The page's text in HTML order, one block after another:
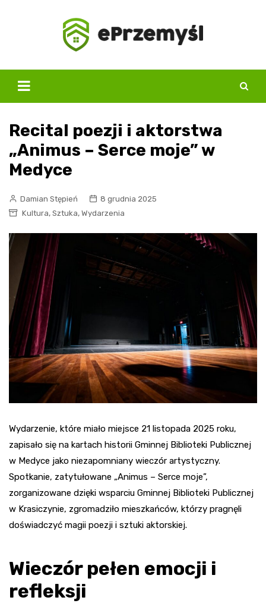
Recital poezji i aktorstwa
„Animus – Serce moje” w
Medyce
Damian Stępień
8 grudnia 2025
Kultura, Sztuka, Wydarzenia
Wydarzenie, które miało miejsce 21 listopada 2025 roku,
zapisało się na kartach historii Gminnej Biblioteki Publicznej
w Medyce jako niezapomniany wieczór artystyczny.
Spotkanie, zatytułowane „Animus – Serce moje”,
zorganizowane dzięki wsparciu Gminnej Biblioteki Publicznej
w Krasiczynie, zgromadziło mieszkańców, którzy pragnęli
doświadczyć magii poezji i sztuki aktorskiej.
Wieczór pełen emocji i
refleksji